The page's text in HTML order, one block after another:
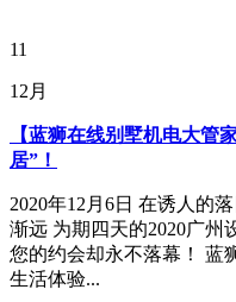
11
12月
【蓝狮在线别墅机电大管
居”！
2020年12月6日 在诱人的
渐远 为期四天的2020广州
您的约会却永不落幕！ 蓝
生活体验...